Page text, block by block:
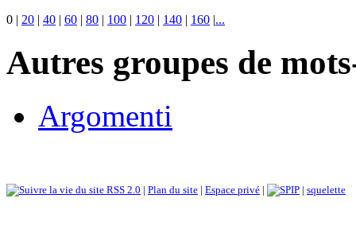
0 | 20 | 40 | 60 | 80 | 100 | 120 | 140 | 160 |...
Autres groupes de
Argomenti
RSS 2.0 | Plan du site | Espace privé | | squelette